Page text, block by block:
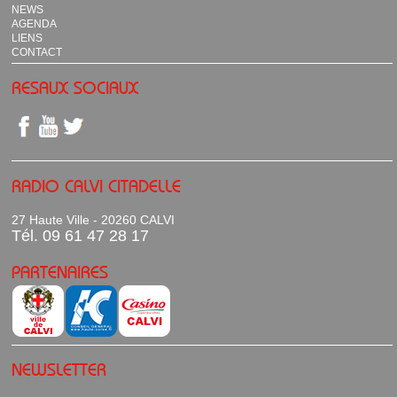
NEWS
AGENDA
LIENS
CONTACT
RESAUX SOCIAUX
RADIO CALVI CITADELLE
27 Haute Ville - 20260 CALVI
Tél. 09 61 47 28 17
PARTENAIRES
NEWSLETTER